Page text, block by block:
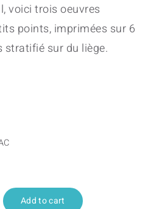
voici trois oeuvres
points, imprimées sur 6
stratifié sur du liège.
Add to cart